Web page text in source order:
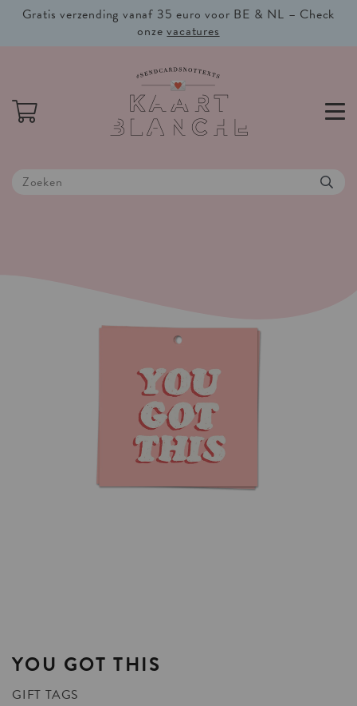
Gratis verzending vanaf 35 euro voor BE & NL – Check
onzevacatures
YOU GOT THIS
GIFT TAGS